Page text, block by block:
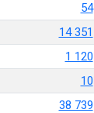
54
14 351
1 120
10
38 739